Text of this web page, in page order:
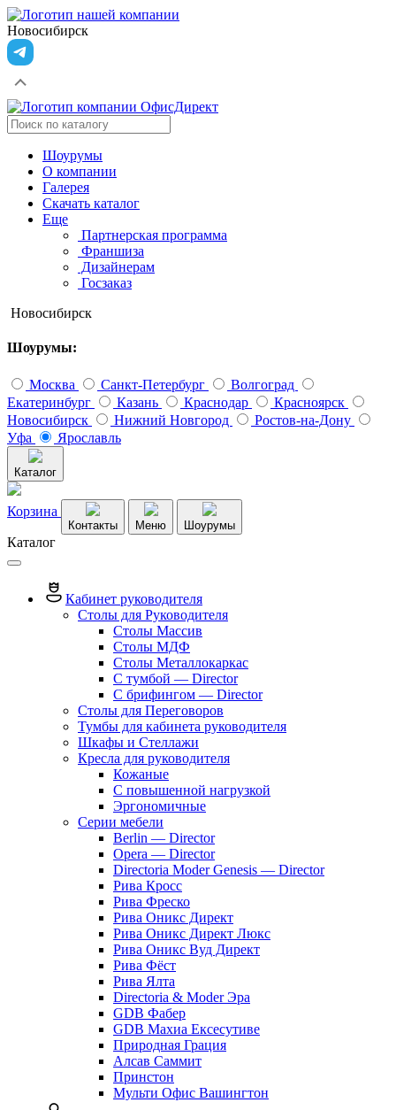
Новосибирск
Шоурумы
О компании
Галерея
Скачать каталог
Еще
Партнерская программа
Франшиза
Дизайнерам
Госзаказ
Новосибирск
Шоурумы:
Москва Санкт-Петербург
Волгоград
Екатеринбург
Казань Краснодар
Красноярск
Новосибирск
Нижний Новгород
Ростов-на-Дону
Уфа
Ярославль
Каталог
Корзина
Контакты Меню Шоурумы
Каталог
Кабинет руководителя
Столы для Руководителя
Столы Массив
Столы МДФ
Столы Металлокаркас
С тумбой — Director
C брифингом — Director
Столы для Переговоров
Тумбы для кабинета руководителя
Шкафы и Стеллажи
Кресла для руководителя
Кожаные
С повышенной нагрузкой
Эргономичные
Серии мебели
Berlin — Director
Opera — Director
Directoria Moder Genesis — Director
Рива Кросс
Рива Фреско
Рива Оникс Директ
Рива Оникс Директ Люкс
Рива Оникс Вуд Директ
Рива Фёст
Рива Ялта
Directoria & Moder Эра
GDB Фабер
GDB Махиа Ексесутиве
Природная Грация
Алсав Саммит
Принстон
Мульти Офис Вашингтон